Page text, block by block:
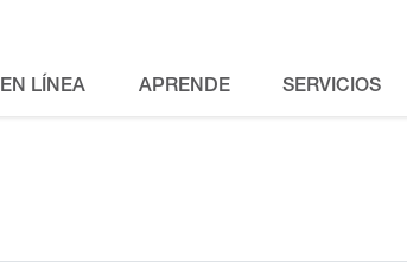
EN LÍNEA APRENDE SERVICIOS